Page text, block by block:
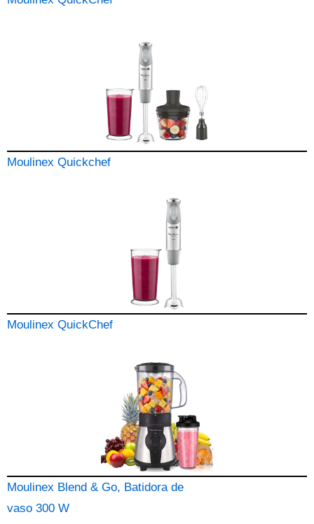
Moulinex Quickchef
Moulinex QuickChef
Moulinex Blend & Go, Batidora de
vaso 300 W